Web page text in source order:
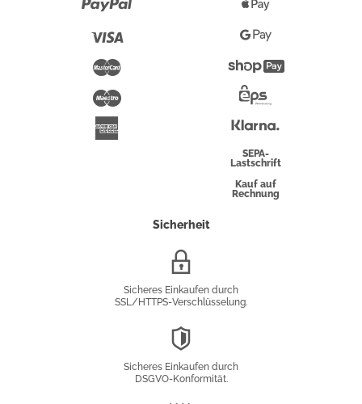
Maestro
Pay
Google
Pay
Überweisung
SEPA-
Lastschrift
Kauf auf
Rechnung
Sicherheit
Sicheres Einkaufen durch
SSL/HTTPS-Verschlüsselung.
Sicheres Einkaufen durch
DSGVO-Konformität.